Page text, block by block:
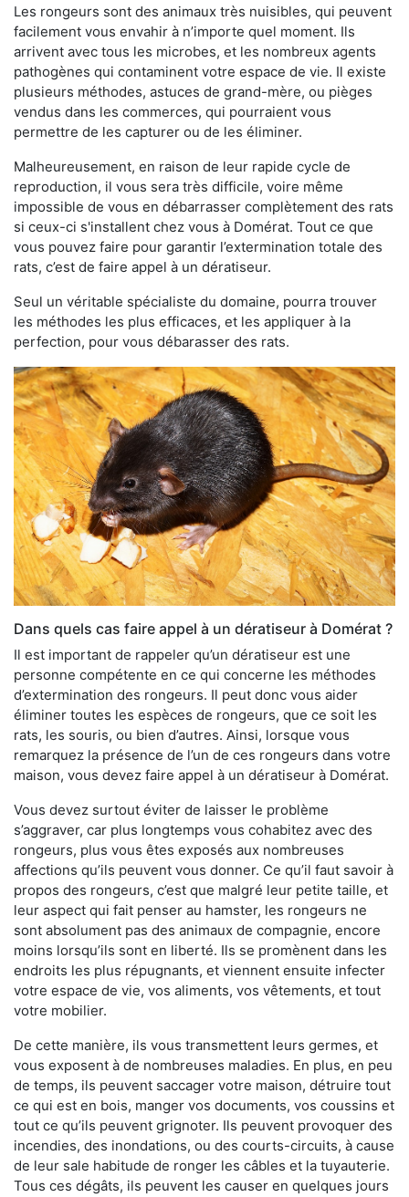
Les rongeurs sont des animaux très nuisibles, qui peuvent
facilement vous envahir à n’importe quel moment. Ils
arrivent avec tous les microbes, et les nombreux agents
pathogènes qui contaminent votre espace de vie. Il existe
plusieurs méthodes, astuces de grand-mère, ou pièges
vendus dans les commerces, qui pourraient vous
permettre de les capturer ou de les éliminer.
Malheureusement, en raison de leur rapide cycle de
reproduction, il vous sera très difficile, voire même
impossible de vous en débarrasser complètement des rats
si ceux-ci s'installent chez vous à Domérat. Tout ce que
vous pouvez faire pour garantir l’extermination totale des
rats, c’est de faire appel à un dératiseur.
Seul un véritable spécialiste du domaine, pourra trouver
les méthodes les plus efficaces, et les appliquer à la
perfection, pour vous débarasser des rats.
Dans quels cas faire appel à un dératiseur à Domérat ?
Il est important de rappeler qu’un dératiseur est une
personne compétente en ce qui concerne les méthodes
d’extermination des rongeurs. Il peut donc vous aider
éliminer toutes les espèces de rongeurs, que ce soit les
rats, les souris, ou bien d’autres. Ainsi, lorsque vous
remarquez la présence de l’un de ces rongeurs dans votre
maison, vous devez faire appel à un dératiseur à Domérat.
Vous devez surtout éviter de laisser le problème
s’aggraver, car plus longtemps vous cohabitez avec des
rongeurs, plus vous êtes exposés aux nombreuses
affections qu’ils peuvent vous donner. Ce qu’il faut savoir à
propos des rongeurs, c’est que malgré leur petite taille, et
leur aspect qui fait penser au hamster, les rongeurs ne
sont absolument pas des animaux de compagnie, encore
moins lorsqu’ils sont en liberté. Ils se promènent dans les
endroits les plus répugnants, et viennent ensuite infecter
votre espace de vie, vos aliments, vos vêtements, et tout
votre mobilier.
De cette manière, ils vous transmettent leurs germes, et
vous exposent à de nombreuses maladies. En plus, en peu
de temps, ils peuvent saccager votre maison, détruire tout
ce qui est en bois, manger vos documents, vos coussins et
tout ce qu’ils peuvent grignoter. Ils peuvent provoquer des
incendies, des inondations, ou des courts-circuits, à cause
de leur sale habitude de ronger les câbles et la tuyauterie.
Tous ces dégâts, ils peuvent les causer en quelques jours